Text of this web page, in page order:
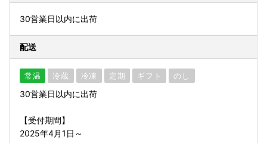
30営業日以内に出荷
配送
常温 冷蔵 冷凍 定期 ギフト のし
30営業日以内に出荷
【受付期間】
2025年4月1日～